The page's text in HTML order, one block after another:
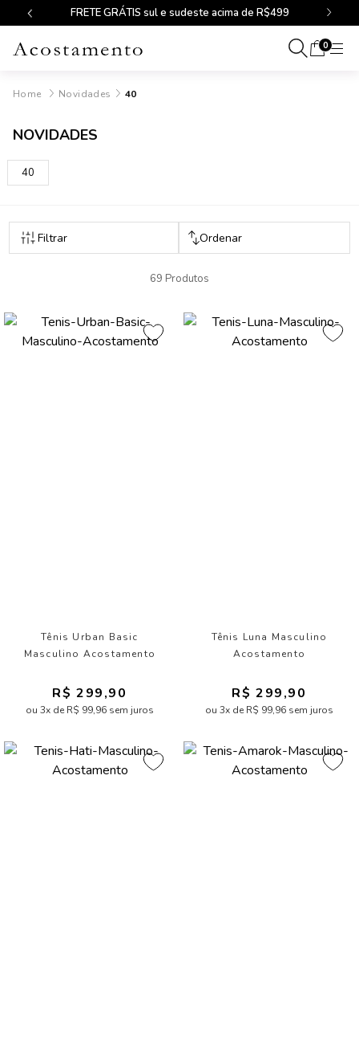
FRETE GRÁTIS sul e sudeste acima de R$499
0
Novidades 40
NOVIDADES
40
69 Produtos
Tênis Urban Basic
Masculino Acostamento
R$ 299,90
ou 3x de R$ 99,96 sem juros
Tênis Luna Masculino
Acostamento
R$ 299,90
ou 3x de R$ 99,96 sem juros